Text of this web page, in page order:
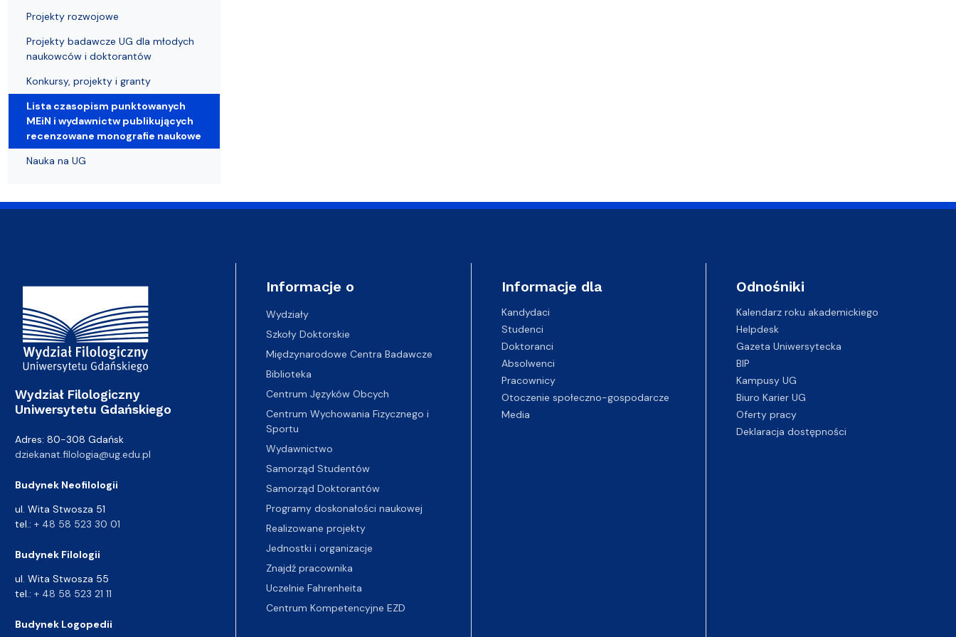
Projekty rozwojowe
Projekty badawcze UG dla młodych
naukowców i doktorantów
Konkursy, projekty i granty
Lista czasopism punktowanych
MEiN i wydawnictw publikujących
recenzowane monografie naukowe
Nauka na UG
Adres Wydziału
Wydział Filologiczny
Uniwersytetu Gdańskiego
Adres: 80-308 Gdańsk
dziekanat.filologia@ug.edu.pl
Budynek Neofilologii
ul. Wita Stwosza 51
tel.: + 48 58 523 30 01
Budynek Filologii
ul. Wita Stwosza 55
tel.: + 48 58 523 21 11
Budynek Logopedii
Informacje o
Wydziały
Szkoły Doktorskie
Międzynarodowe Centra Badawcze
Biblioteka
Centrum Języków Obcych
Centrum Wychowania Fizycznego i
Sportu
Wydawnictwo
Samorząd Studentów
Samorząd Doktorantów
Programy doskonałości naukowej
Realizowane projekty
Jednostki i organizacje
Znajdź pracownika
Uczelnie Fahrenheita
Centrum Kompetencyjne EZD
Informacje dla
Kandydaci
Studenci
Doktoranci
Absolwenci
Pracownicy
Otoczenie społeczno-gospodarcze
Media
Odnośniki
Kalendarz roku akademickiego
Helpdesk
Gazeta Uniwersytecka
BIP
Kampusy UG
Biuro Karier UG
Oferty pracy
Deklaracja dostępności